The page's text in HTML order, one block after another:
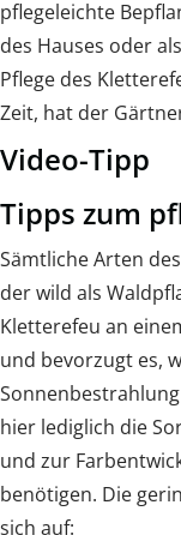
pflegeleichte
des Hauses oder
Pflege des
Zeit, hat der
Video-Tipp
Tipps zum
Sämtliche Arten
der wild als
Kletterefeu an
und bevorzugt es,
hier lediglich die
und zur
benötigen. Die
sich auf: